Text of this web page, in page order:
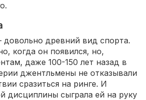
довольно древний вид спорта.
когда он появился, но,
даже 100-150 лет назад в
джентльмены не отказывали
сразиться на ринге. И
дисциплины сыграла ей на руку